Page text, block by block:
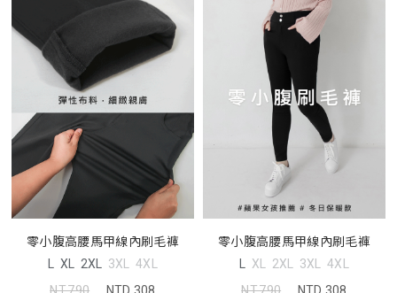
零小腹高腰馬甲線內刷毛褲
L XL 2XL 3XL 4XL
零小腹高腰馬甲線內刷毛褲
L XL 2XL 3XL 4XL